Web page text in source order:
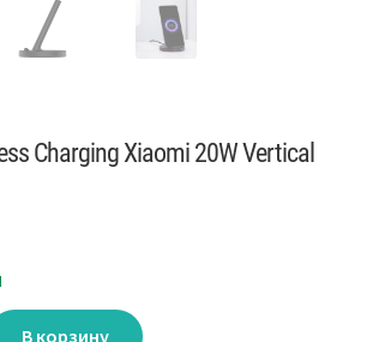
Charging Xiaomi 20W Vertical
В корзину